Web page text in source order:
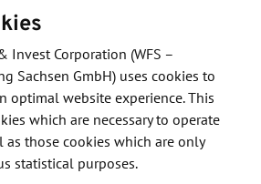
pro Person beträgt 620,00
Ust.), die Reisekosten (Flüge,
werden durch die Teilnehmer
zur Teilnahme an der
einladen. Bitte melden
Invest Corporation (WFS –
Sachsen GmbH) uses cookies to
optimal website experience. This
which are necessary to operate
those cookies which are only
statistical purposes.